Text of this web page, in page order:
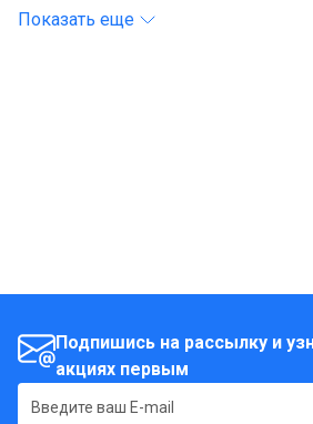
«Мексика Микс», готовое
Показать еще
Подпишись на рассылку и
акциях первым